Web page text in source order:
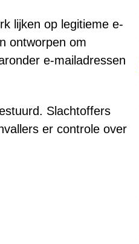
lijken op legitieme e-
ontworpen om
e-mailadressen
Slachtoffers
er controle over